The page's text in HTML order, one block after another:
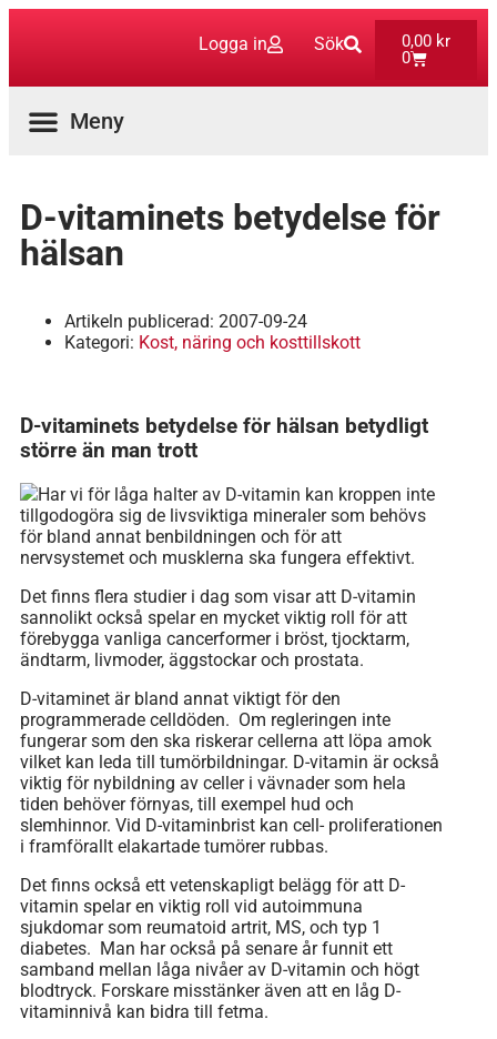
Logga in Sök 0,00 kr
0
D-vitaminets betydelse för
hälsan
Artikeln publicerad: 2007-09-24
Kategori: Kost, näring och kosttillskott
D-vitaminets betydelse för hälsan betydligt
större än man trott
Har vi för låga halter av D-vitamin kan kroppen inte
tillgodogöra sig de livsviktiga mineraler som behövs
för bland annat benbildningen och för att
nervsystemet och musklerna ska fungera effektivt.
Det finns flera studier i dag som visar att D-vitamin
sannolikt också spelar en mycket viktig roll för att
förebygga vanliga cancerformer i bröst, tjocktarm,
ändtarm, livmoder, äggstockar och prostata.
D-vitaminet är bland annat viktigt för den
programmerade celldöden. Om regleringen inte
fungerar som den ska riskerar cellerna att löpa amok
vilket kan leda till tumörbildningar. D-vitamin är också
viktig för nybildning av celler i vävnader som hela
tiden behöver förnyas, till exempel hud och
slemhinnor. Vid D-vitaminbrist kan cell- proliferationen
i framförallt elakartade tumörer rubbas.
Det finns också ett vetenskapligt belägg för att D-
vitamin spelar en viktig roll vid autoimmuna
sjukdomar som reumatoid artrit, MS, och typ 1
diabetes. Man har också på senare år funnit ett
samband mellan låga nivåer av D-vitamin och högt
blodtryck. Forskare misstänker även att en låg D-
vitaminnivå kan bidra till fetma.